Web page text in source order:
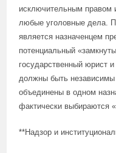
исключительным правом
любые уголовные дела.
является назначенцем
потенциальный
государственный юрист
должны быть независимы
объединены в одном
фактически выбираются
**Надзор и